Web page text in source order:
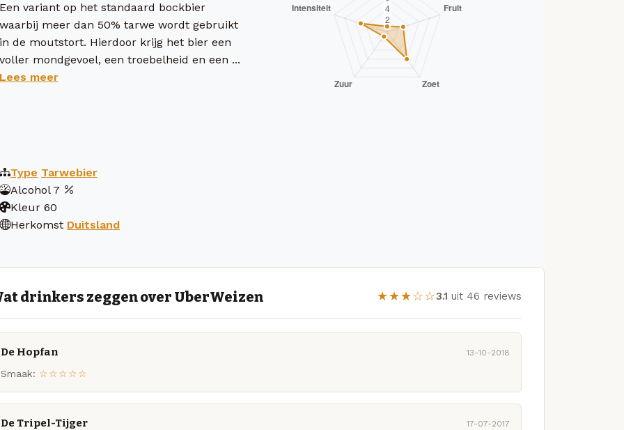
Een variant op het standaard bockbier
waarbij meer dan 50% tarwe wordt gebruikt
in de moutstort. Hierdoor krijg het bier een
voller mondgevoel, een troebelheid en een ...
Lees meer
Type Tarwebier
Alcohol 7
Kleur 60
Herkomst Duitsland
drinkers zeggen over UberWeizen ★★★☆☆3.1 uit 46 reviews
De Hopfan 13-10-2018
Smaak: ☆☆☆☆☆
De Tripel-Tijger 17-07-2017